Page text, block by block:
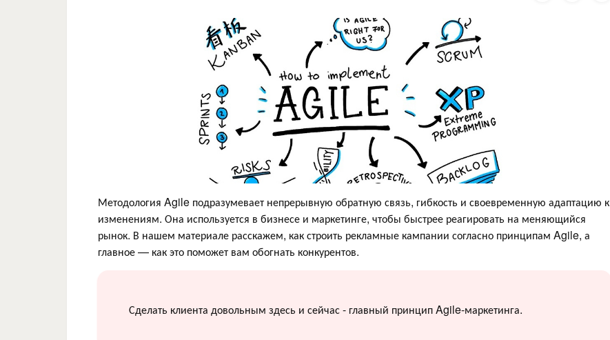
Методология Agile подразумевает непрерывную обратную связь, гибкость и своевременную адаптацию к
изменениям. Она используется в бизнесе и маркетинге, чтобы быстрее реагировать на меняющийся
рынок. В нашем материале расскажем, как строить рекламные кампании согласно принципам Agile, а
главное — как это поможет вам обогнать конкурентов.
Сделать клиента довольным здесь и сейчас - главный принцип Agile-маркетинга.